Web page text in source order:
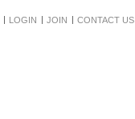
LOGIN JOIN CONTACT US